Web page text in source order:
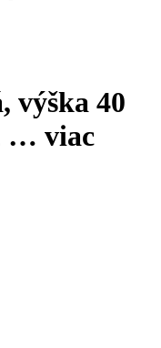
výška 40
… viac